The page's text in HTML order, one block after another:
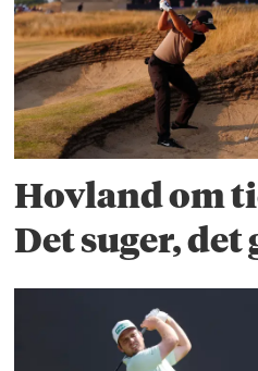
Hovland om
Det suger, det